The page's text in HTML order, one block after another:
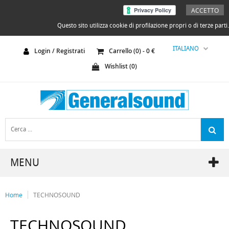
ACCETTO
Questo sito utilizza cookie di profilazione propri o di terze parti.
ITALIANO
Login / Registrati Carrello (0) -0€
Wishlist (0)
MENU
Home TECHNOSOUND